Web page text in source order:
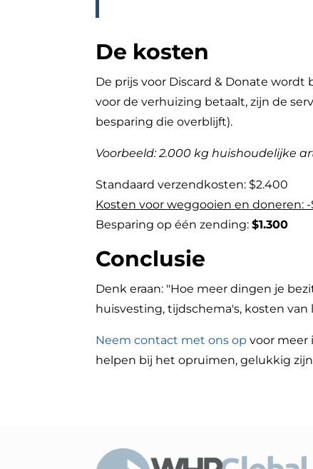
De kosten
De prijs voor Discard & Donate
voor de verhuizing betaalt, zijn de
besparing die overblijft).
Voorbeeld: 2.000 kg huishoudelijke
Standaard verzendkosten: $2.400
Kosten voor weggooien en doneren: -
Besparing op één zending:$1.300
Conclusie
Denk eraan: "Hoe meer dingen je
huisvesting, tijdschema's, kosten
Neem contact met ons op voor meer
helpen bij het opruimen, gelukkig